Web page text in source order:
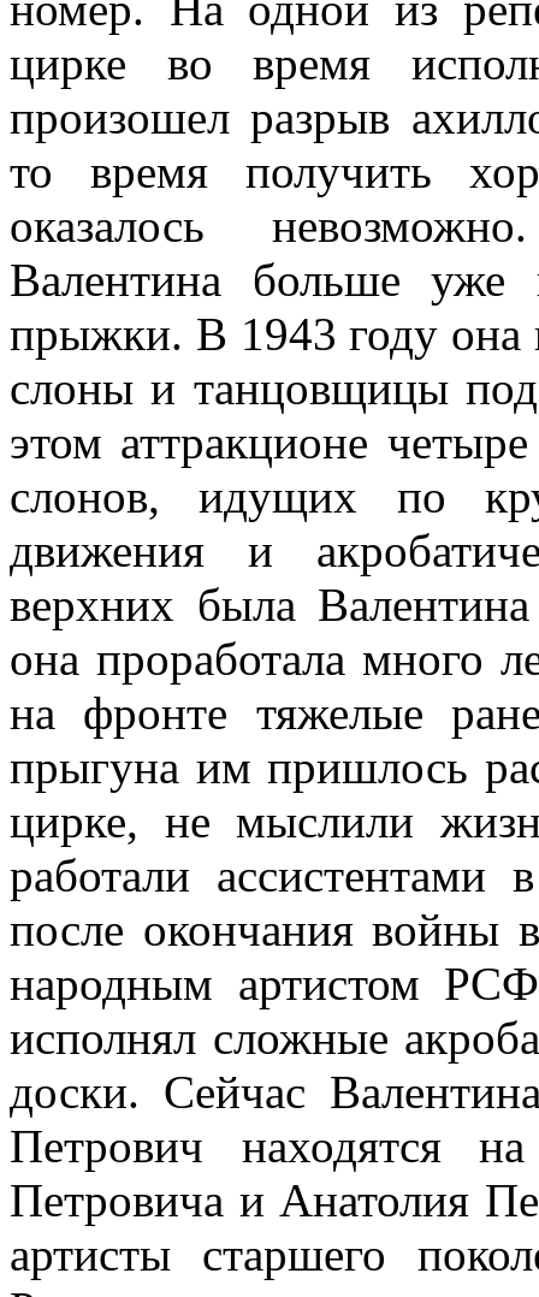
цирке во время
произошел разрыв
то время получить
оказалось
Валентина больше уже
прыжки. В 1943 году она
слоны и танцовщицы
этом аттракционе
слонов, идущих по
движения и
верхних была
она проработала много
на фронте тяжелые
прыгуна им пришлось
цирке, не мыслили
работали ассистентами
после окончания войны
народным артистом
исполнял сложные
доски. Сейчас
Петрович находятся
Петровича и Анатолия
артисты старшего